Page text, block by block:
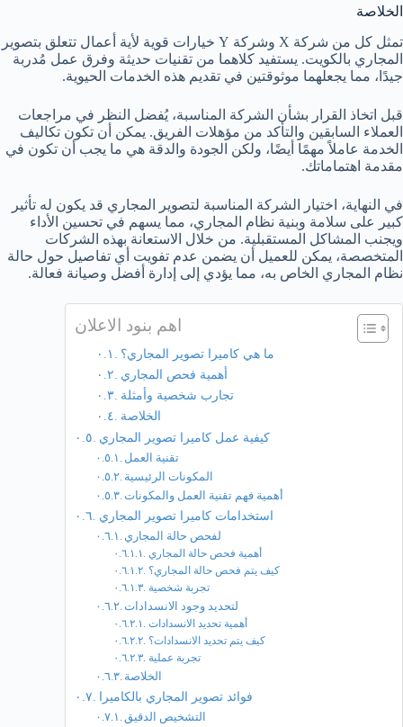
الخلاصة
تمثل كل من شركة X وشركة Y خيارات قوية لأية أعمال تتعلق بتصوير
المجاري بالكويت. يستفيد كلاهما من تقنيات حديثة وفرق عمل مُدربة
جيدًا، مما يجعلهما موثوقتين في تقديم هذه الخدمات الحيوية.
قبل اتخاذ القرار بشأن الشركة المناسبة، يُفضل النظر في مراجعات
العملاء السابقين والتأكد من مؤهلات الفريق. يمكن أن تكون تكاليف
الخدمة عاملاً مهمًا أيضًا، ولكن الجودة والدقة هي ما يجب أن تكون في
مقدمة اهتماماتك.
في النهاية، اختيار الشركة المناسبة لتصوير المجاري قد يكون له تأثير
كبير على سلامة وبنية نظام المجاري، مما يسهم في تحسين الأداء
ويجنب المشاكل المستقبلية. من خلال الاستعانة بهذه الشركات
المتخصصة، يمكن للعميل أن يضمن عدم تفويت أي تفاصيل حول حالة
نظام المجاري الخاص به، مما يؤدي إلى إدارة أفضل وصيانة فعالة.
اهم بنود الاعلان
ما هي كاميرا تصوير المجاري؟
أهمية فحص المجاري
تجارب شخصية وأمثلة
الخلاصة
كيفية عمل كاميرا تصوير المجاري
تقنية العمل
المكونات الرئيسية
أهمية فهم تقنية العمل والمكونات
استخدامات كاميرا تصوير المجاري
لفحص حالة المجاري
أهمية فحص حالة المجاري
كيف يتم فحص حالة المجاري؟
تجربة شخصية
لتحديد وجود الانسدادات
أهمية تحديد الانسدادات
كيف يتم تحديد الانسدادات؟
تجربة عملية
الخلاصة
فوائد تصوير المجاري بالكاميرا
التشخيص الدقيق